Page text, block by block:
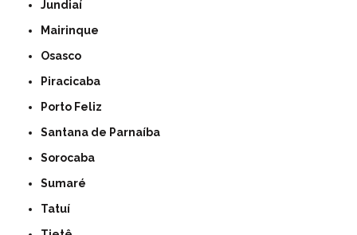
Jundiaí
Mairinque
Osasco
Piracicaba
Porto Feliz
Santana de Parnaíba
Sorocaba
Sumaré
Tatuí